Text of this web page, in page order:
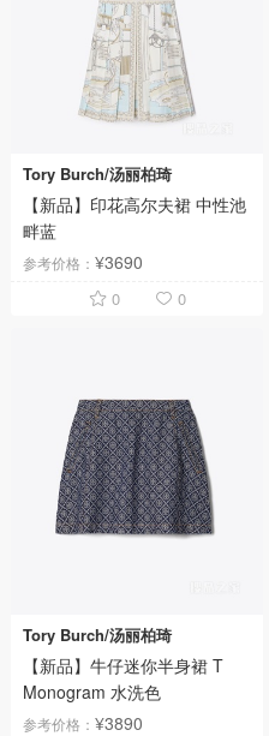
Tory Burch/汤丽柏琦
【新品】印花高尔夫裙 中性池
畔蓝
参考价格： ¥3690
0 0
Tory Burch/汤丽柏琦
【新品】牛仔迷你半身裙 T
Monogram 水洗色
参考价格： ¥3890